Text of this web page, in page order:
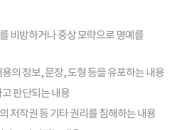
비방하거나 중상 모략으로 명예를
의 정보, 문장, 도형 등을 유포하는 내용
판단되는 내용
저작권 등 기타 권리를 침해하는 내용